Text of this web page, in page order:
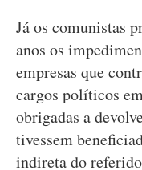
Já os comunistas
anos os
empresas que
cargos políticos
obrigadas a
tivessem
indireta do